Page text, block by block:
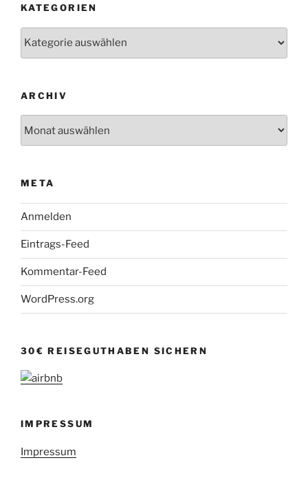
KATEGORIEN
ARCHIV
META
Anmelden
Eintrags-Feed
Kommentar-Feed
WordPress.org
30€ REISEGUTHABEN SICHERN
IMPRESSUM
Impressum